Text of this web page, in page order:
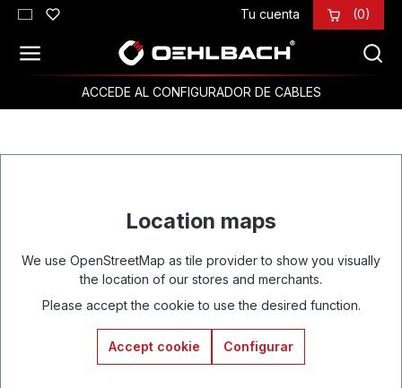
Saltar al contenido principal Tu cuenta (0)
ACCEDE AL CONFIGURADOR DE CABLES
Location maps
We use OpenStreetMap as tile provider to show you visually
the location of our stores and merchants.
Please accept the cookie to use the desired function.
Accept cookie Configurar